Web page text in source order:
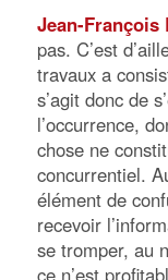
Jean-François
pas. C’est
travaux a
s’agit donc de
l’occurrence,
chose ne
concurrentiel.
élément de
recevoir
se tromper, au